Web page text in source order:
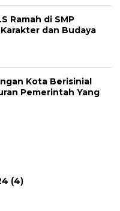
Ramah di SMP
dan Budaya
Kota Berisinial
Pemerintah Yang
(4)